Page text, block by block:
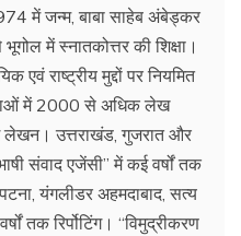
में जन्म, बाबा साहेब अंबेड्कर
में स्नातकोत्तर की शिक्षा।
एवं राष्ट्रीय मुद्दों पर नियमित
में 2000 से अधिक लेख
लेखन। उत्तराखंड, गुजरात और
संवाद एजेंसी’’ में कई वर्षों तक
यंगलीडर अहमदाबाद, सत्य
तक रिर्पोटिंग। ‘‘विमुद्रीकरण